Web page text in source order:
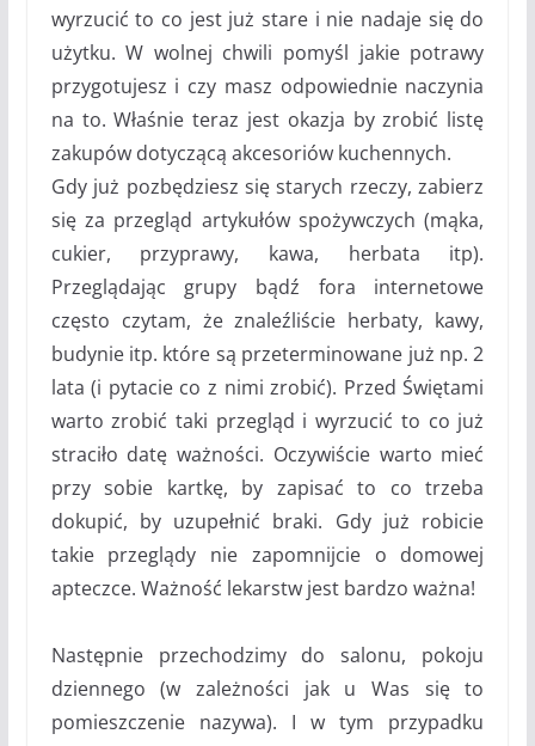
wyrzucić to co jest już stare i nie nadaje się do
użytku. W wolnej chwili pomyśl jakie potrawy
przygotujesz i czy masz odpowiednie naczynia
na to. Właśnie teraz jest okazja by zrobić listę
zakupów dotyczącą akcesoriów kuchennych.
Gdy już pozbędziesz się starych rzeczy, zabierz
się za przegląd artykułów spożywczych (mąka,
cukier, przyprawy, kawa, herbata itp).
Przeglądając grupy bądź fora internetowe
często czytam, że znaleźliście herbaty, kawy,
budynie itp. które są przeterminowane już np. 2
lata (i pytacie co z nimi zrobić). Przed Świętami
warto zrobić taki przegląd i wyrzucić to co już
straciło datę ważności. Oczywiście warto mieć
przy sobie kartkę, by zapisać to co trzeba
dokupić, by uzupełnić braki. Gdy już robicie
takie przeglądy nie zapomnijcie o domowej
apteczce. Ważność lekarstw jest bardzo ważna!
Następnie przechodzimy do salonu, pokoju
dziennego (w zależności jak u Was się to
pomieszczenie nazywa). I w tym przypadku